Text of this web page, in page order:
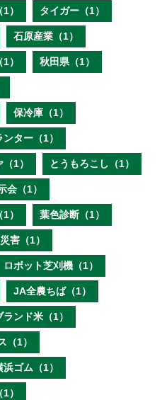
） タイガー（1）
石原産業（1）
） 秋田県（1）
保冷庫（1）
ンター（1）
1） とうもろこし（1）
会（1）
） 葉色診断（1）
災害（1）
ロボット芝刈機（1）
JA全農ちば（1）
ランド米（1）
（1）
浜ゴム（1）
）